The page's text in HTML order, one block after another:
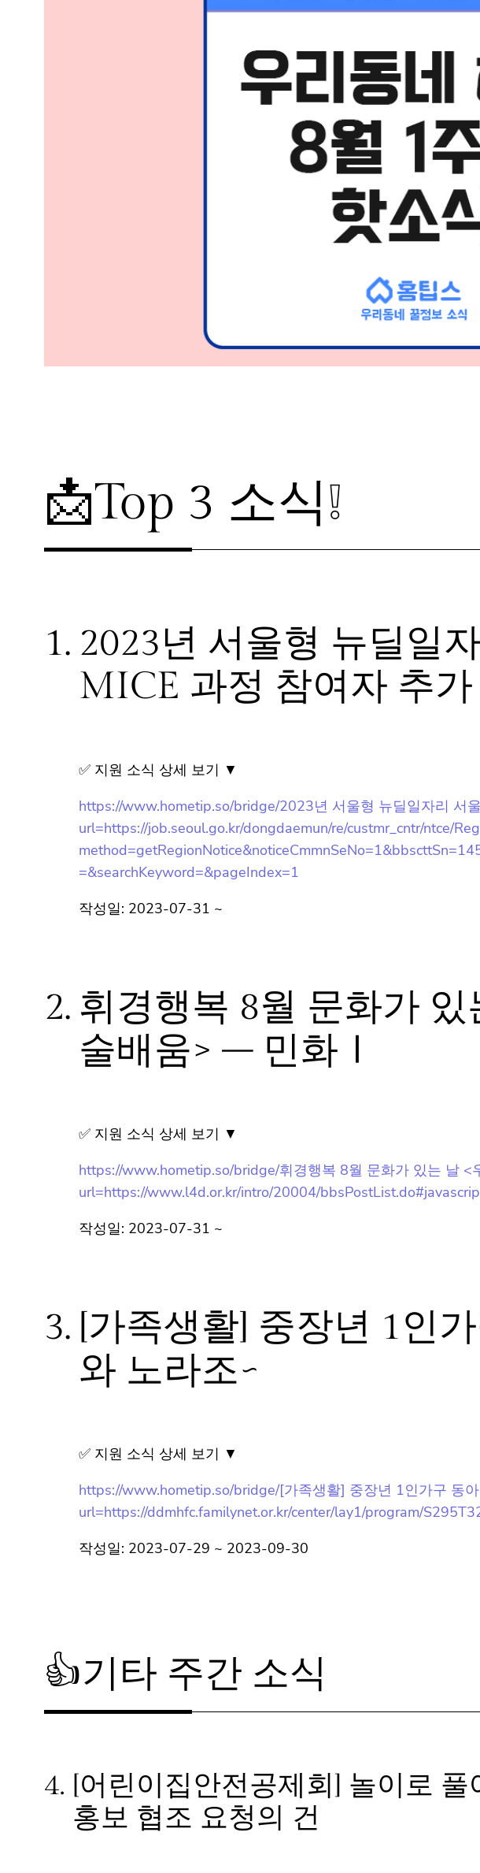
📩Top 3 소식❕
1. 2023년 서울형 뉴딜일
MICE 과정 참여자 추가
✅ 지원 소식 상세 보기 ▼
https://www.hometip.so/bridge/2023년 서울형 뉴딜일자리 서
url=https://job.seoul.go.kr/dongdaemun/re/custmr_cntr/ntce/
h=&searchKeyword=&pageIndex=1
작성일: 2023-07-31 ~
2. 휘경행복 8월 문화가 있
예술배움> – 민화Ⅰ
✅ 지원 소식 상세 보기 ▼
https://www.hometip.so/bridge/휘경행복 8월 문화가 있는 날
url=https://www.l4d.or.kr/intro/20004/
작성일: 2023-07-31 ~
3. [가족생활] 중장년 1인
와 노라조~
✅ 지원 소식 상세 보기 ▼
https://www.hometip.so/bridge/[가족생활] 중장년 1인가구 동
url=https://ddmhfc.familynet.or.kr/center/lay1/program/
작성일: 2023-07-29 ~ 2023-09-30
👍기타 주간 소식
4. [어린이집안전공제회] 놀이로
홍보 협조 요청의 건
자주